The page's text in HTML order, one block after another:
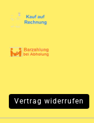
Vertrag widerrufen